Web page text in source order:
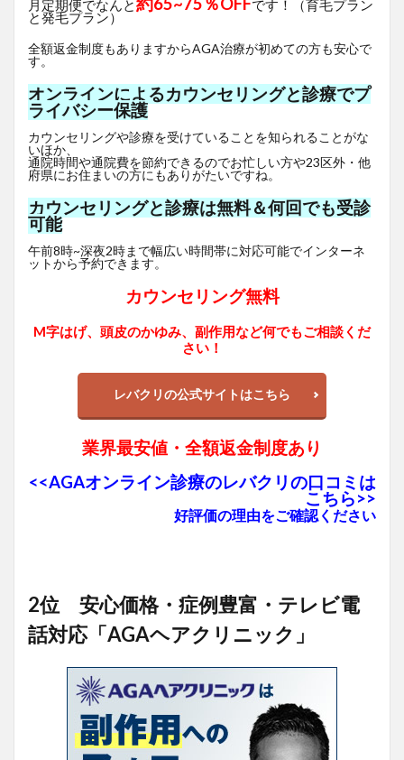
月定期便でなんと
です！（育毛プラン
と発毛プラン）
全額返金制度もありますからAGA治療が初めての方も安心で
す。
オンラインによるカウンセリングと診療でプ
ライバシー保護
カウンセリングや診療を受けていることを知られることがな
いほか、
通院時間や通院費を節約できるのでお忙しい方や23区外・他
府県にお住まいの方にもありがたいですね。
カウンセリングと診療は無料＆何回でも受診
可能
午前8時~深夜2時まで幅広い時間帯に対応可能でインターネ
ットから予約できます。
カウンセリング無料
M字はげ、頭皮のかゆみ、副作用など何でもご相談くだ
さい！
レバクリの公式サイトはこちら
業界最安値・全額返金制度あり
<<AGAオンライン診療のレバクリの口コミは
こちら>>
好評価の理由をご確認ください
2位 安心価格・症例豊富・テレビ電
話対応「AGAヘアクリニック」